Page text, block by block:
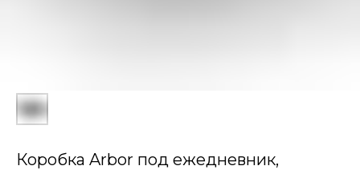
Коробка Arbor под ежедневник,